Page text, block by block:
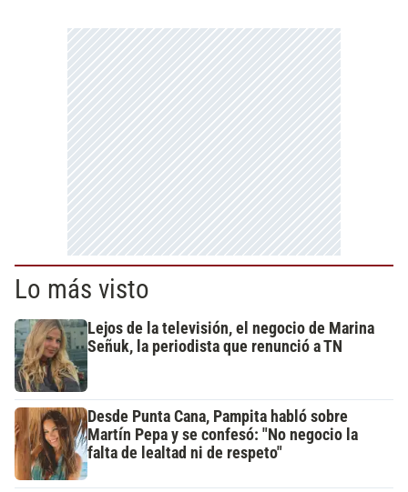
Lo más visto
Lejos de la televisión, el negocio de Marina
Señuk, la periodista que renunció a TN
Desde Punta Cana, Pampita habló sobre
Martín Pepa y se confesó: "No negocio la
falta de lealtad ni de respeto"